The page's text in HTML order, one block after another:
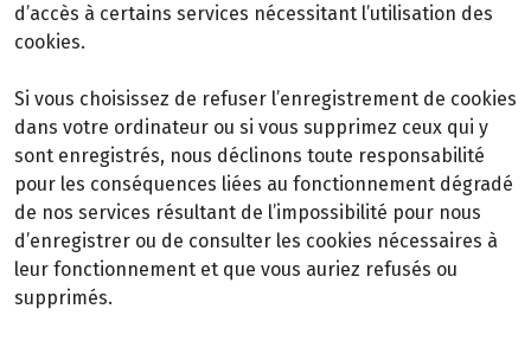
d’accès à certains services nécessitant l’utilisation des
cookies.
Si vous choisissez de refuser l’enregistrement de cookies
dans votre ordinateur ou si vous supprimez ceux qui y
sont enregistrés, nous déclinons toute responsabilité
pour les conséquences liées au fonctionnement dégradé
de nos services résultant de l’impossibilité pour nous
d’enregistrer ou de consulter les cookies nécessaires à
leur fonctionnement et que vous auriez refusés ou
supprimés.